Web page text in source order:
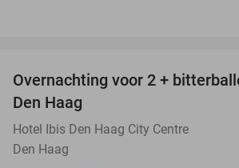
Overnachting voor 2 +
Den Haag
Hotel Ibis Den Haag City Centre
Den Haag